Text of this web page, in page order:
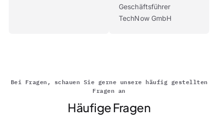
Geschäftsführer
TechNow GmbH
Bei Fragen, schauen Sie gerne unsere häufig gestellten
Fragen an
Häufige Fragen